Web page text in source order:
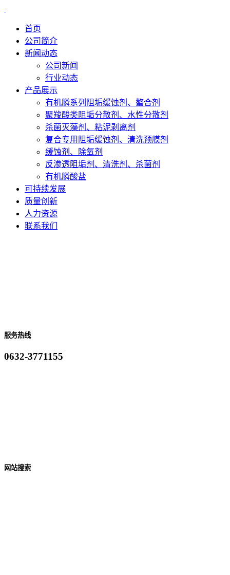
首页
公司简介
新闻动态
公司新闻
行业动态
产品展示
有机膦系列阻垢缓蚀剂、螯合剂
聚羧酸类阻垢分散剂、水性分散剂
杀菌灭藻剂、粘泥剥离剂
复合专用阻垢缓蚀剂、清洗预膜剂
缓蚀剂、除氧剂
反渗透阻垢剂、清洗剂、杀菌剂
有机膦酸盐
可持续发展
质量创新
人力资源
联系我们
服务热线
0632-3771155
网站搜索